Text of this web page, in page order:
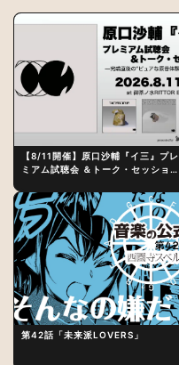
【8/11開催】原口沙輔『イ三』プレ
ミアム試聴会 ＆トーク・セッション
制作秘話
第42話「未来派LOVERS」